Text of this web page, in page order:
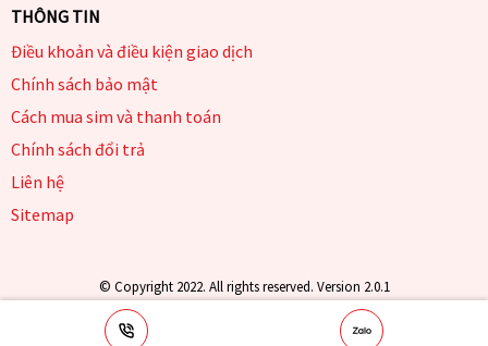
THÔNG TIN
Điều khoản và điều kiện giao dịch
Chính sách bảo mật
Cách mua sim và thanh toán
Chính sách đổi trả
Liên hệ
Sitemap
© Copyright 2022. All rights reserved. Version 2.0.1